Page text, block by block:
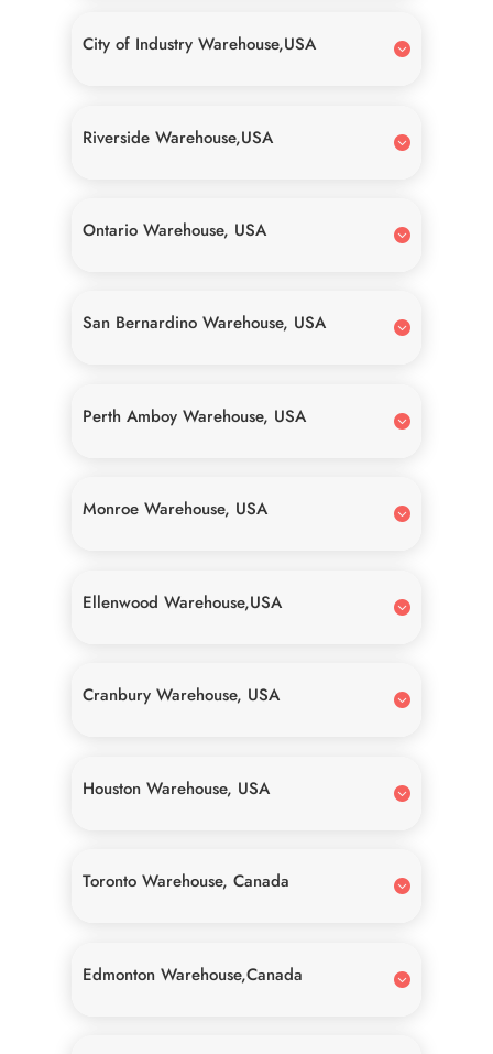
City of Industry Warehouse,USA
Riverside Warehouse,USA
Ontario Warehouse, USA
San Bernardino Warehouse, USA
Perth Amboy Warehouse, USA
Monroe Warehouse, USA
Ellenwood Warehouse,USA
Cranbury Warehouse, USA
Houston Warehouse, USA
Toronto Warehouse, Canada
Edmonton Warehouse,Canada